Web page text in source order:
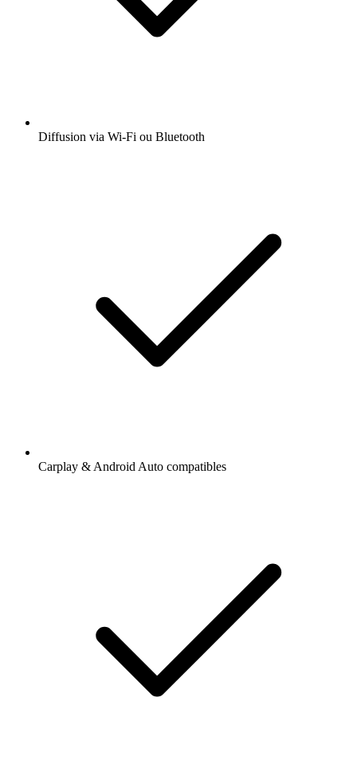
Diffusion via Wi-Fi ou Bluetooth
Carplay & Android Auto compatibles